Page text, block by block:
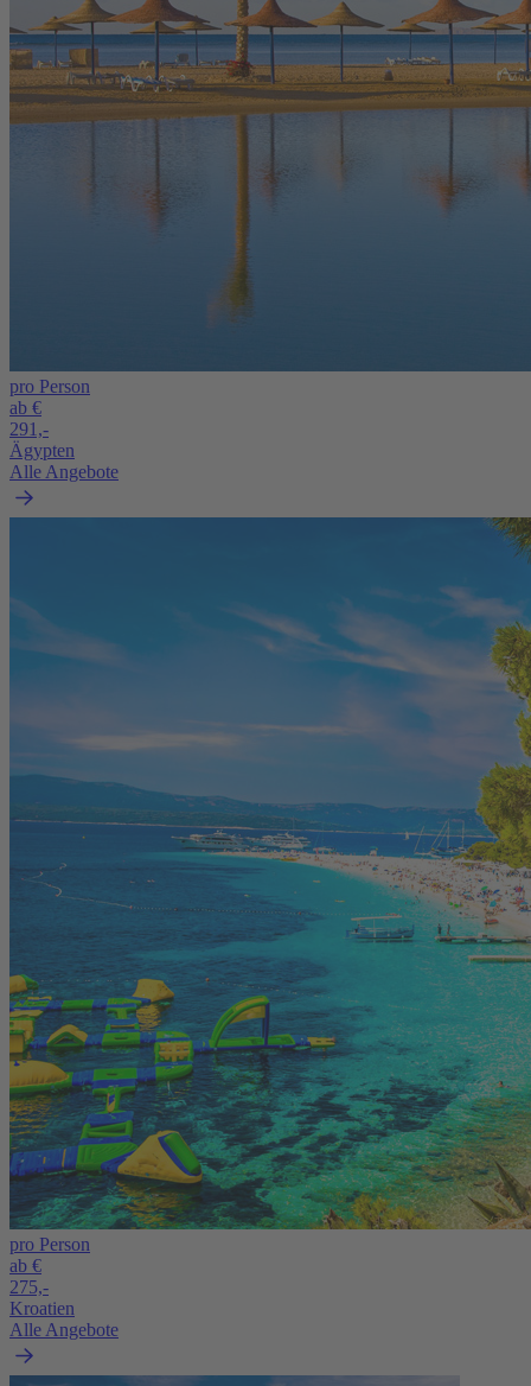
pro Person
ab €
291,-
Ägypten
Alle Angebote
pro Person
ab €
275,-
Kroatien
Alle Angebote